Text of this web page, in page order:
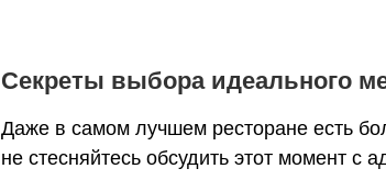
Секреты выбора идеального
Даже в самом лучшем ресторане есть
не стесняйтесь обсудить этот момент с